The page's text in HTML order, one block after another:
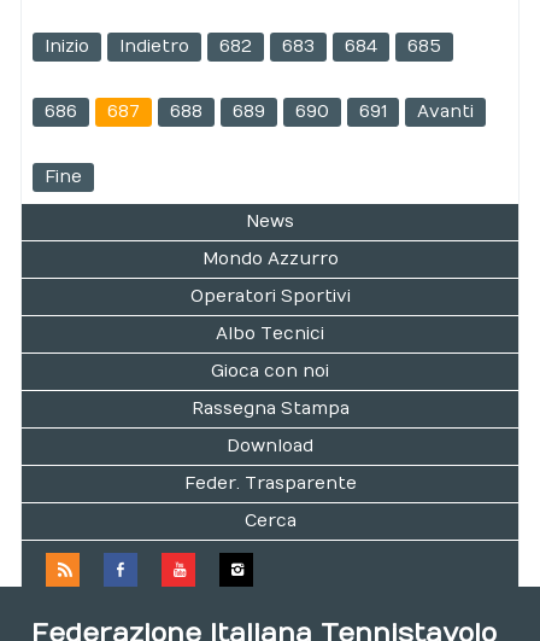
Inizio Indietro 682 683 684 685
686 687 688 689 690 691 Avanti
Fine
News
Mondo Azzurro
Operatori Sportivi
Albo Tecnici
Gioca con noi
Rassegna Stampa
Download
Feder. Trasparente
Cerca
Federazione Italiana Tennistavolo